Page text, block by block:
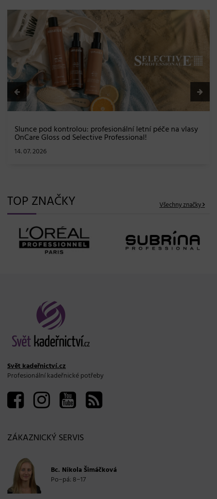
BLONDME přichází s novou érou blond: lesk, glow efekt
a maximální péče bez kompromisů
08. 06. 2026
TOP ZNAČKY Všechny značky
Svět kadeřnictví.cz
Profesionální kadeřnické potřeby
ZÁKAZNICKÝ SERVIS
Bc. Nikola Šimáčková
Po−pá: 8−17